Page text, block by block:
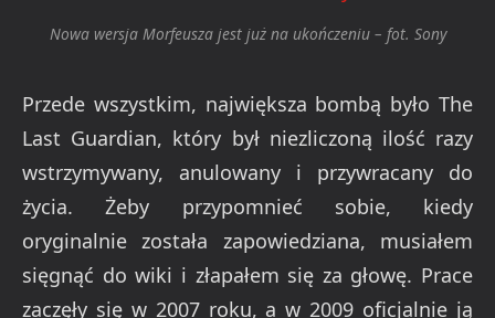
Nowa wersja Morfeusza jest już na ukończeniu – fot. Sony
Przede wszystkim, największa bombą było The
Last Guardian, który był niezliczoną ilość razy
wstrzymywany, anulowany i przywracany do
życia. Żeby przypomnieć sobie, kiedy
oryginalnie została zapowiedziana, musiałem
sięgnąć do wiki i złapałem się za głowę. Prace
zaczęły się w 2007 roku, a w 2009 oficjalnie ją